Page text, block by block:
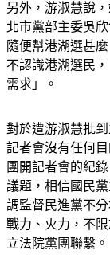
另外，游淑慧說
北市黨部主委吳
隨便幫港湖選甚
不認識港湖選民
需求」。
對於遭游淑慧批
記者會沒有任何
團開記者會的紀
議題，相信國民
調監督民進黨不
戰力、火力，不
立法院黨團聯繫。